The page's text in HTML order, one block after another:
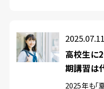
によってメ
高校生に
期講習は
2025年も「